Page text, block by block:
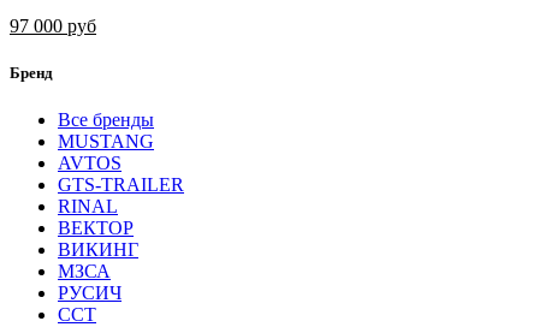
97 000 руб
Бренд
Все бренды
MUSTANG
AVTOS
GTS-TRAILER
RINAL
ВЕКТОР
ВИКИНГ
МЗСА
РУСИЧ
ССТ